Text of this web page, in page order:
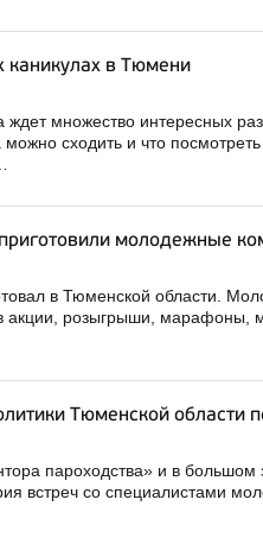
каникулах в Тюмени
множество интересных
сходить и что
молодежные
в Тюменской области.
акции, розыгрыши, марафоны,
Тюменской области
пароходства» и в большом
встреч со специалистами